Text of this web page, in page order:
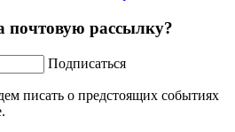
почтовую рассылку?
Подписаться
писать о предстоящих событиях